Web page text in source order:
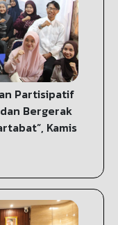
Partisipatif
Bergerak
Kamis